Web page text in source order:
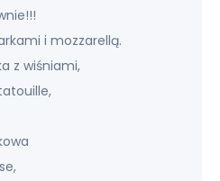
i mozzarellą.
z wiśniami,